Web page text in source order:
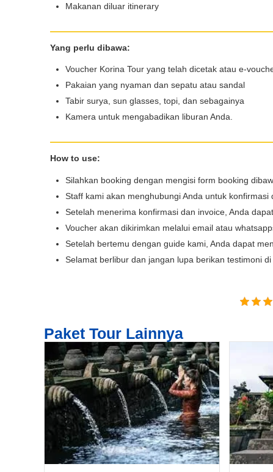
Makanan diluar itinerary
Yang perlu dibawa:
Voucher Korina Tour yang telah dicetak atau e-
Pakaian yang nyaman dan sepatu atau sandal
Tabir surya, sun glasses, topi, dan sebagainya
Kamera untuk mengabadikan liburan Anda.
How to use:
Silahkan booking dengan mengisi form booking
Staff kami akan menghubungi Anda untuk
Setelah menerima konfirmasi dan invoice, Anda
Voucher akan dikirimkan melalui email atau
Setelah bertemu dengan guide kami, Anda dapat
Selamat berlibur dan jangan lupa berikan testimoni
Paket Tour Lainnya
Tgl Selesai*
Email*
Lokasi Pengiriman & Pengembalian